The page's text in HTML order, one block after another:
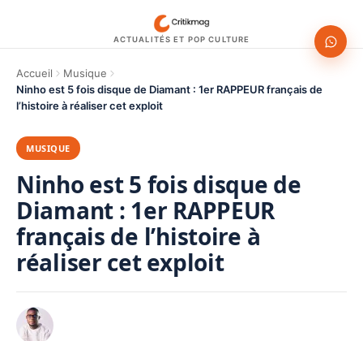
ACTUALITÉS ET POP CULTURE
Accueil
Musique
Ninho est 5 fois disque de Diamant : 1er RAPPEUR français de
l’histoire à réaliser cet exploit
MUSIQUE
Ninho est 5 fois disque de
Diamant : 1er RAPPEUR
français de l’histoire à
réaliser cet exploit